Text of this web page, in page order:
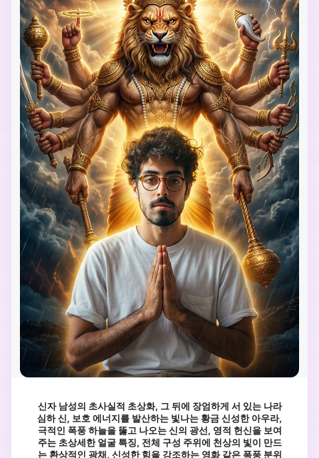
신자 남성의 초사실적 초상화, 그 뒤에 장엄하게 서 있는 나라
심하 신, 보호 에너지를 발산하는 빛나는 황금 신성한 아우라,
극적인 폭풍 하늘을 뚫고 나오는 신의 광선, 영적 헌신을 보여
주는 초상세한 얼굴 특징, 전체 구성 주위에 천상의 빛이 만드
는 환상적인 광채, 신성한 힘을 강조하는 영화 같은 폭풍 분위